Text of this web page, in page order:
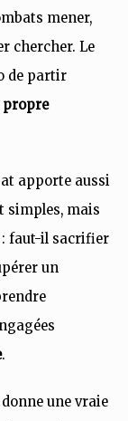
mener,
chercher. Le
de partir
propre
apporte aussi
simples, mais
: faut-il sacrifier
un
.
une vraie